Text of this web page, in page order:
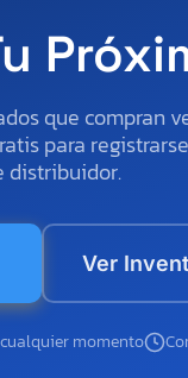
que compran
para
distribuidor.
Ver
momento